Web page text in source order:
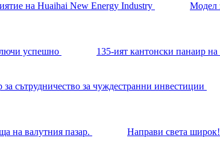
Модел
135-ият кантонски панаир
Направи света